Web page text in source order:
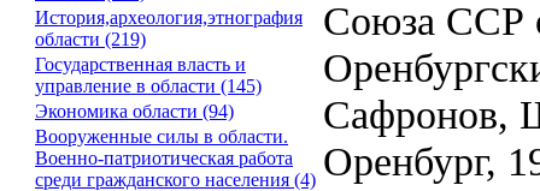
История,археология,этнография
области (219)
Государственная власть и
управление в области (145)
Экономика области (94)
Вооруженные силы в области.
Военно-патриотическая работа
среди гражданского населения (4)
Союза ССР
Сафронов,
Оренбург,